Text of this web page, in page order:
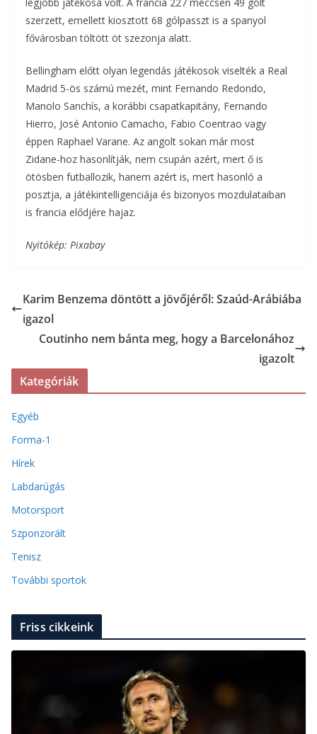
szerzett, emellett kiosztott 68 gólpasszt is a spanyol
fővárosban töltött öt szezonja alatt.
Bellingham előtt olyan legendás játékosok viselték a Real
Madrid 5-ös számú mezét, mint Fernando Redondo,
Manolo Sanchís, a korábbi csapatkapitány, Fernando
Hierro, José Antonio Camacho, Fabio Coentrao vagy
éppen Raphael Varane. Az angolt sokan már most
Zidane-hoz hasonlítják, nem csupán azért, mert ő is
ötösben futballozik, hanem azért is, mert hasonló a
posztja, a játékintelligenciája és bizonyos mozdulataiban
is francia elődjére hajaz.
Nyitókép: Pixabay
Karim Benzema döntött a jövőjéről: Szaúd-Arábiába
igazol
Coutinho nem bánta meg, hogy a Barcelonához
igazolt
Kategóriák
Egyéb
Forma-1
Hírek
Labdarúgás
Motorsport
Szponzorált
Tenisz
További sportok
Friss cikkeink